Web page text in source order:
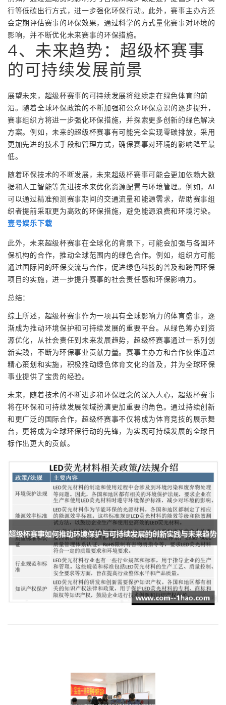
行等低碳出行方式，进一步强化环保行动。此外，赛事主办方还
会定期评估赛事的环保效果，通过科学的方式量化赛事对环境的
影响，并不断优化未来赛事的环保措施。
4、未来趋势：超级杯赛事
的可持续发展前景
展望未来，超级杯赛事的可持续发展将继续走在绿色体育的前
沿。随着全球环保政策的不断加强和公众环保意识的逐步提升，
赛事组织方将进一步强化环保措施，并探索更多创新的绿色解决
方案。例如，未来的超级杯赛事有可能完全实现零碳排放，采用
更加先进的技术手段和管理方式，确保赛事对环境的影响降至最
低。
随着环保技术的不断发展，未来超级杯赛事可能会更加依赖大数
据和人工智能等先进技术来优化资源配置与环境管理。例如，AI
可以通过精准预测赛事期间的交通流量和能源需求，帮助赛事组
织者提前采取更为高效的环保措施，避免能源浪费和环境污染。
壹号娱乐下载
此外，未来超级杯赛事在全球化的背景下，可能会加强与各国环
保机构的合作，推动全球范围内的绿色合作。例如，组织方可能
通过国际间的环保交流与合作，促进绿色科技的普及和跨国环保
项目的实施，进一步提升赛事的社会责任感和环保影响力。
总结：
综上所述，超级杯赛事作为一项具有全球影响力的体育盛事，逐
渐成为推动环境保护和可持续发展的重要平台。从绿色筹办到资
源优化，从社会责任到未来发展趋势，超级杯赛事通过一系列创
新实践，不断为环保事业贡献力量。赛事主办方和合作伙伴通过
精心策划和实施，积极推动绿色体育文化的普及，并为全球环保
事业提供了宝贵的经验。
未来，随着技术的不断进步和环保理念的深入人心，超级杯赛事
将在环保和可持续发展领域扮演更加重要的角色。通过持续创新
和更广泛的国际合作，超级杯赛事不仅将成为体育竞技的展示舞
台，更将成为全球环保行动的先锋，为实现可持续发展的全球目
标作出更大的贡献。